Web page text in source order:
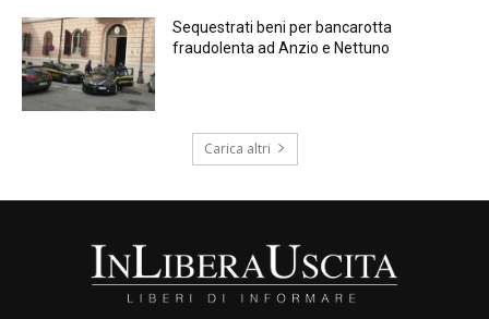
Sequestrati beni per bancarotta
fraudolenta ad Anzio e Nettuno
Carica altri